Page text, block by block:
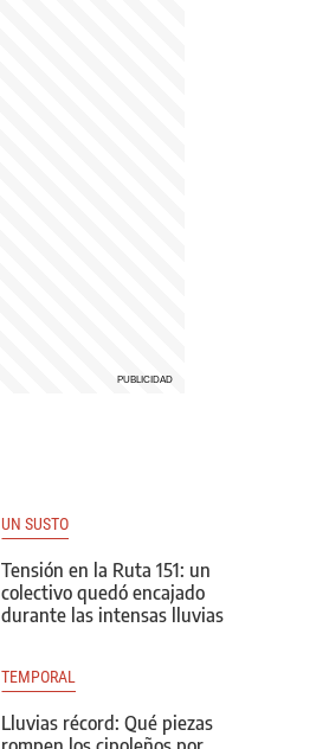
UN SUSTO
Tensión en la Ruta 151: un
colectivo quedó encajado
durante las intensas lluvias
TEMPORAL
Lluvias récord: Qué piezas